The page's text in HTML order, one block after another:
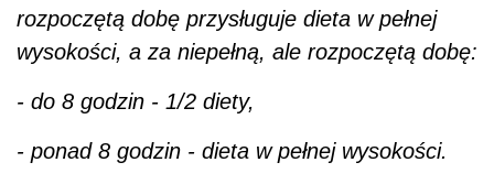
rozpoczętą dobę przysługuje dieta w pełnej
wysokości, a za niepełną, ale rozpoczętą dobę:
- do 8 godzin - 1/2 diety,
- ponad 8 godzin - dieta w pełnej wysokości.